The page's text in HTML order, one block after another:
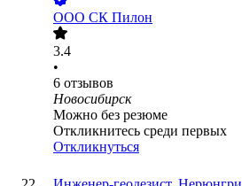
ООО СК Пилон
3.4
•
6 отзывов
Новосибирск
Можно без резюме
Откликнитесь среди первых
Откликнуться